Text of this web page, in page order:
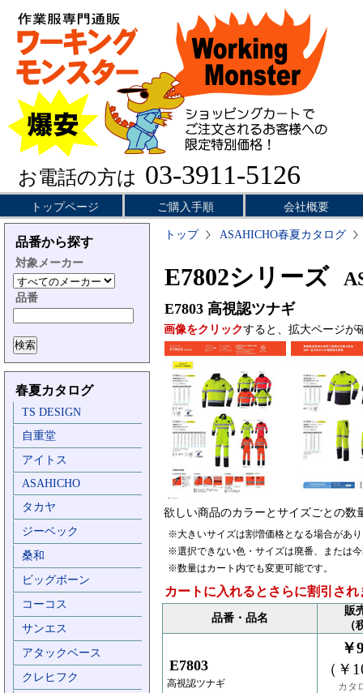
お電話の方は 03-3911-5126
トップページ ご購入手順 会社概要
品番から探す
対象メーカー
品番
春夏カタログ
TS DESIGN
自重堂
アイトス
ASAHICHO
タカヤ
ジーベック
桑和
ビッグボーン
コーコス
サンエス
アタックベース
クレヒフク
トップ ASAHICHO春夏カタログ
E7802シリーズ
E7803 高視認ツナギ
画像をクリックすると、拡大ページが
欲しい商品のカラーとサイズごとの数
※大きいサイズは割増価格となる場合があ
※選択できない色・サイズは廃番、または
※数量はカート内でも変更可能です。
カートに入れるとさらに割引され
品番・品名
販
（
E7803
高視認ツナギ
￥
（￥
カタ